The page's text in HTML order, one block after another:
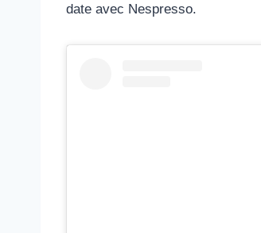
date avec Nespresso.